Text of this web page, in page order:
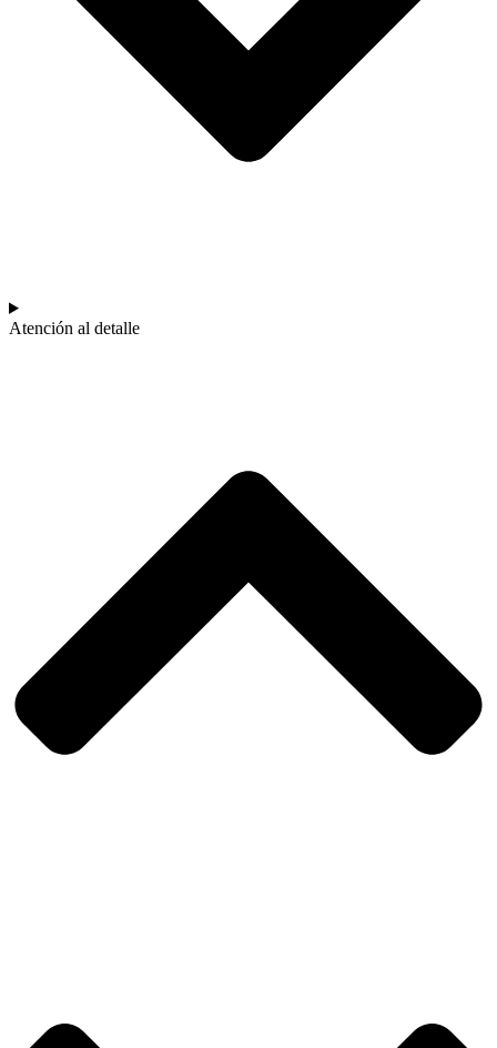
Atención al detalle